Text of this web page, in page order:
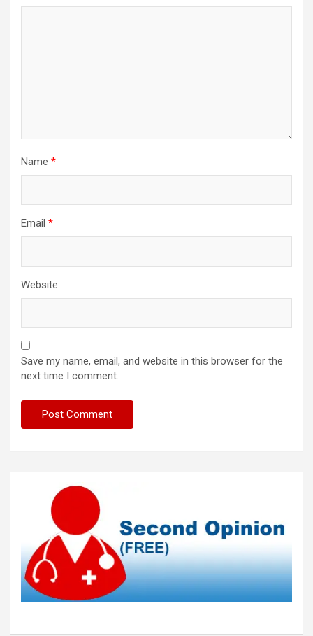
Name *
Email *
Website
Save my name, email, and website in this browser for the
next time I comment.